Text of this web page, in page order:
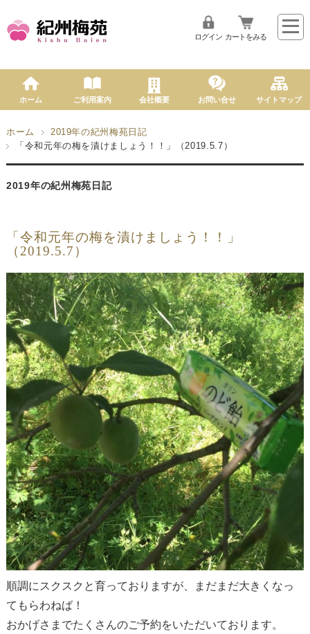
ログイン カートをみる
ホーム ご利用案内 会社概要 お問い合せ サイトマップ
ホーム
2019年の紀州梅苑日記
「令和元年の梅を漬けましょう！！」（2019.5.7）
2019年の紀州梅苑日記
「令和元年の梅を漬けましょう！！」
（2019.5.7）
順調にスクスクと育っておりますが、まだまだ大きくなっ
てもらわねば！
おかげさまでたくさんのご予約をいただいております。